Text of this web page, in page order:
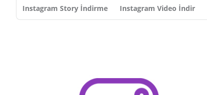
Instagram Story İndirme Instagram Video İndir